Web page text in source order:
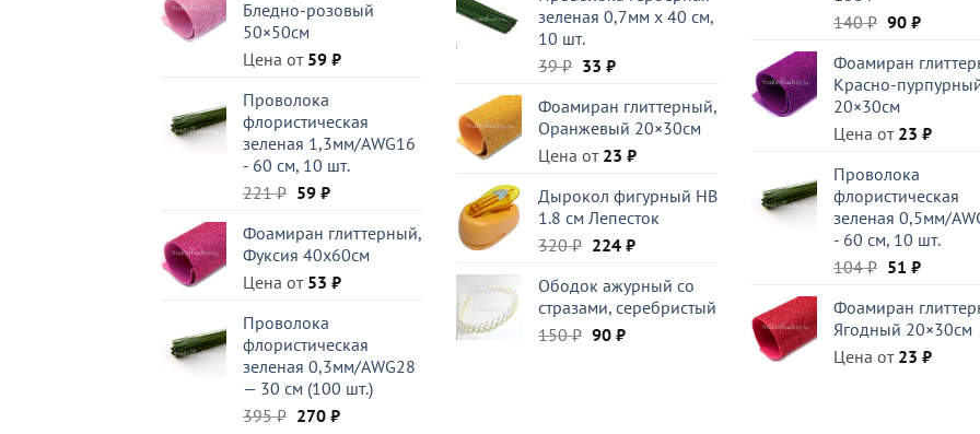
Бледно-розовый
50×50см
Цена от 59 ₽
Проволока
флористическая
зеленая 1,3мм/AWG16
- 60 см, 10 шт.
221₽ Первоначальная
составляла
221 ₽.
59 ₽Текущая
59 ₽.
Фоамиран глиттерный,
Фуксия 40x60см
Цена от 53 ₽
Проволока
флористическая
зеленая 0,3мм/AWG28
— 30 см (100 шт.)
395₽ Первоначальная
270 ₽Текущая
395 ₽.
зеленая 0,7мм x 40 см,
10 шт.
39₽ Первоначальная
составляла
39 ₽.
33 ₽Текущая
33 ₽.
Фоамиран глиттерный,
Оранжевый 20×30см
Цена от 23 ₽
Дырокол фигурный HB
1.8 см Лепесток
320₽ Первоначальная
составляла
320 ₽.
224 ₽Текущая
224 ₽.
Ободок ажурный со
стразами, серебристый
150₽ Первоначальная
90 ₽Текущая
140₽
составляла
140 ₽.
90 ₽
90 ₽.
Фоамиран
Красно-
20×30см
Цена от 23 ₽
Проволока
флористическая
зеленая 0,5мм/
- 60 см, 10 шт.
104₽
составляла
104 ₽.
51 ₽
51 ₽.
Фоамиран
Ягодный 20×30см
Цена от 23 ₽